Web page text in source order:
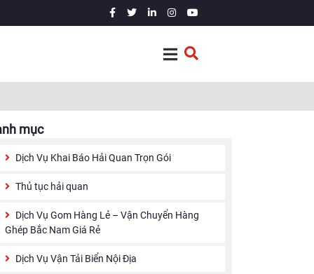
mục
Dịch Vụ Khai Báo Hải Quan Trọn Gói
Thủ tục hải quan
Dịch Vụ Gom Hàng Lẻ – Vận Chuyển Hàng
Ghép Bắc Nam Giá Rẻ
Dịch Vụ Vận Tải Biển Nội Địa